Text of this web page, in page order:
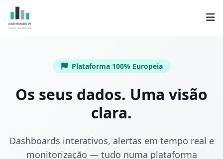
Plataforma 100% Europeia
Os seus dados. Uma visão
clara.
Dashboards interativos, alertas em tempo real e
monitorização — tudo numa plataforma